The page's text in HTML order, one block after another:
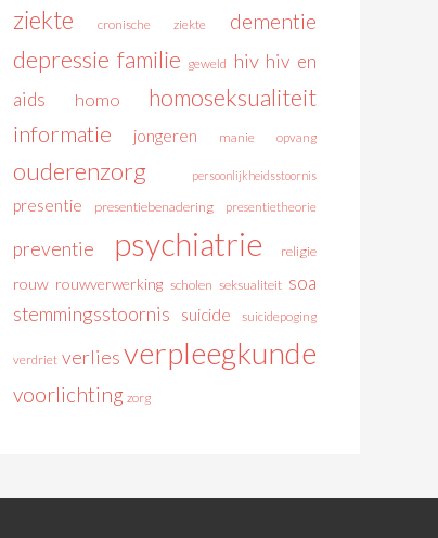
ziekte
cronische ziekte dementie
depressie familie geweld hiv hiv en
aids
homo homoseksualiteit
informatie jongeren manie opvang
ouderenzorg persoonlijkheidsstoornis
presentie presentiebenadering presentietheorie
preventie psychiatrie religie
rouw rouwverwerking scholen seksualiteit soa
stemmingsstoornis suicide suicidepoging
verdriet verliesverpleegkunde
voorlichting zorg